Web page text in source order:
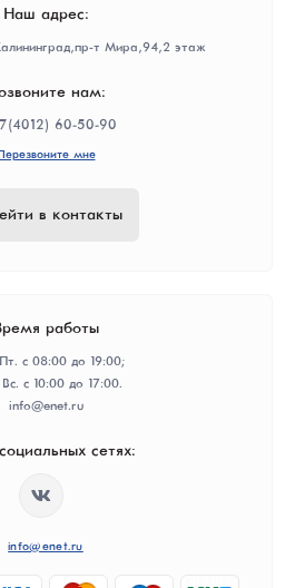
Наш адрес:
пр-т Мира, 94, 2 этаж
нам:
60-50-90
Перезвоните мне
в контакты
работы
с 08:00 до 19:00;
с 10:00 до 17:00.
info@enet.ru
сетях:
info@enet.ru